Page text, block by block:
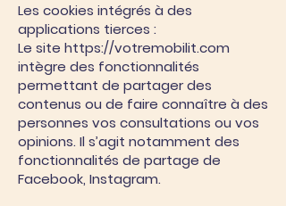
Les cookies intégrés à des
applications tierces :
Le site https://votremobilit.com
intègre des fonctionnalités
permettant de partager des
contenus ou de faire connaître à des
personnes vos consultations ou vos
opinions. Il s’agit notamment des
fonctionnalités de partage de
Facebook, Instagram.